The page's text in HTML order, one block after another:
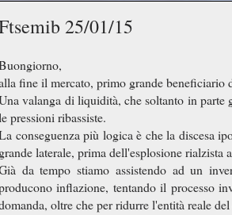
25/01/15
fine il mercato, primo grande beneficiario
valanga di liquidità, che soltanto in parte
pressioni ribassiste.
conseguenza più logica è che la discesa
grande laterale, prima dell'esplosione rialzista
da tempo stiamo assistendo ad un
inflazione, tentando il processo
oltre che per ridurre l'entità reale